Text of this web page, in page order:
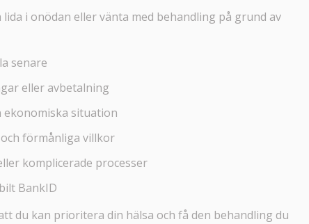
lida i onödan eller vänta med behandling på grund av
senare
eller avbetalning
ekonomiska situation
förmånliga villkor
komplicerade processer
BankID
du kan prioritera din hälsa och få den behandling du